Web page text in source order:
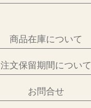
商品在庫について
注文保留期間について
お問合せ